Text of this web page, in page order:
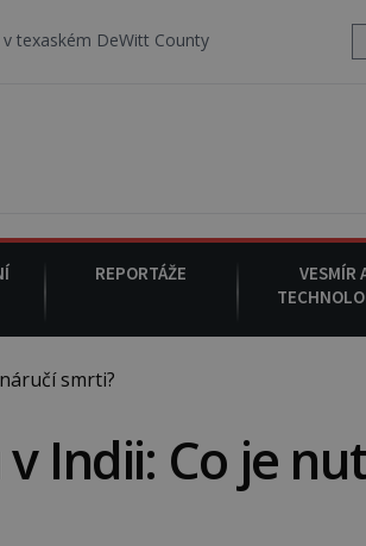
County pořizuje video, na kterém před
REPORTÁŽE
VESMÍR
smrti?
Indii: Co je